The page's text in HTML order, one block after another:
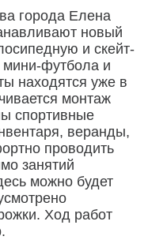
города Елена
новый
и скейт-
мини-футбола и
находятся уже в
монтаж
спортивные
веранды,
проводить
занятий
можно будет
Ход работ